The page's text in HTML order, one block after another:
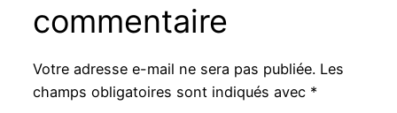
commentaire
Votre adresse e-mail ne sera pas publiée. Les
champs obligatoires sont indiqués avec *